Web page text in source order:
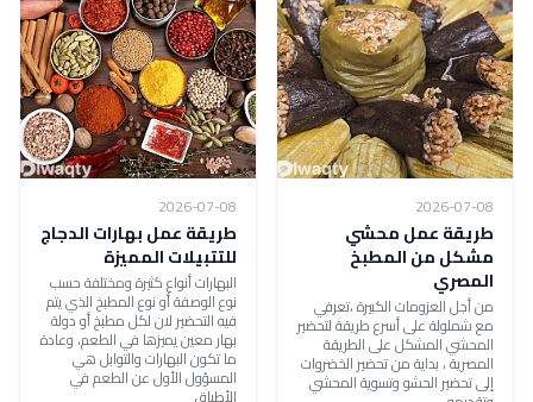
2026-07-08
طريقة عمل محشي
مشكل من المطبخ
المصري
من أجل العزومات الكبيرة ،تعرفي
مع شملولة على أسرع طريقة لتحضير
المحشي المشكل على الطريقة
المصرية ، بداية من تحضير الخضروات
إلى تحضير الحشو وتسوية المحشي
2026-07-08
طريقة عمل بهارات الدجاج
للتتبيلات المميزة
البهارات أنواع كثيرة ومختلفة حسب
نوع الوصفة أو نوع المطبخ الذي يتم
فيه التحضير لان لكل مطبخ أو دولة
بهار معين يميزها في الطعم، وعادة
ما تكون البهارات والتوابل هي
المسؤول الأول عن الطعم في